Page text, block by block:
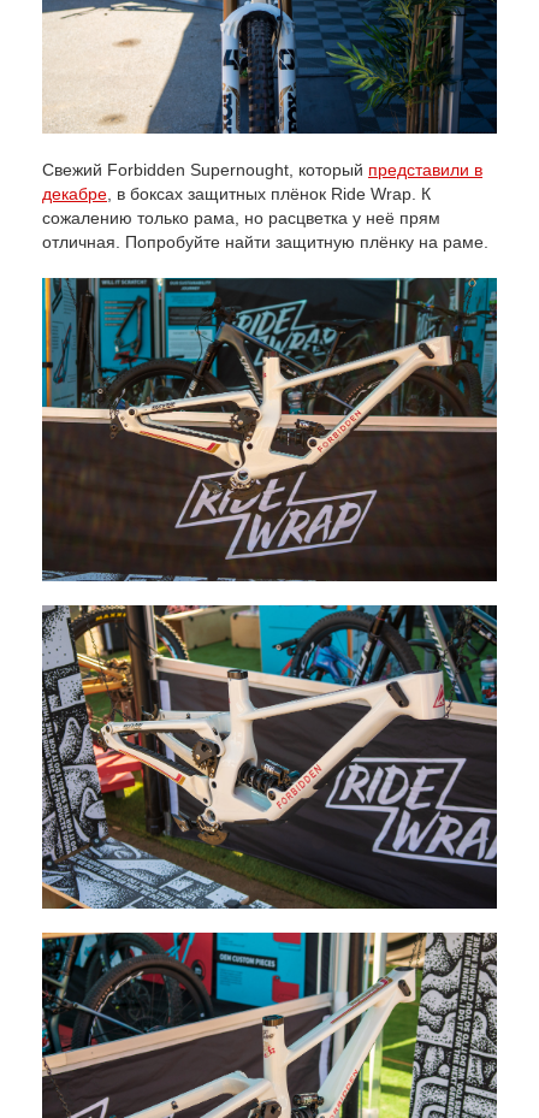
Свежий Forbidden Supernought, который представили в
декабре , в боксах защитных плёнок Ride Wrap. К
сожалению только рама, но расцветка у неё прям
отличная. Попробуйте найти защитную плёнку на раме.